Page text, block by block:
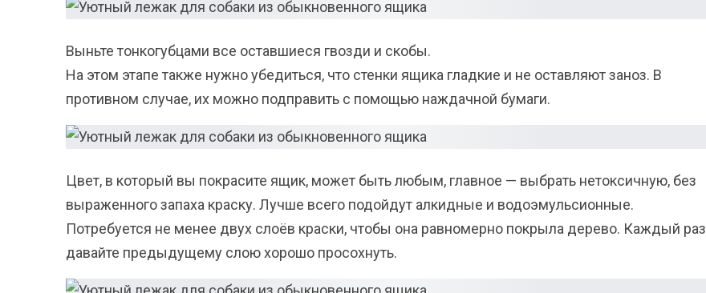
Выньте тонкогубцами все оставшиеся гвозди и скобы.
На этом этапе также нужно убедиться, что стенки ящика гладкие и не оставляют заноз. В
противном случае, их можно подправить с помощью наждачной бумаги.
Цвет, в который вы покрасите ящик, может быть любым, главное — выбрать нетоксичную, без
выраженного запаха краску. Лучше всего подойдут алкидные и водоэмульсионные.
Потребуется не менее двух слоёв краски, чтобы она равномерно покрыла дерево. Каждый раз
давайте предыдущему слою хорошо просохнуть.